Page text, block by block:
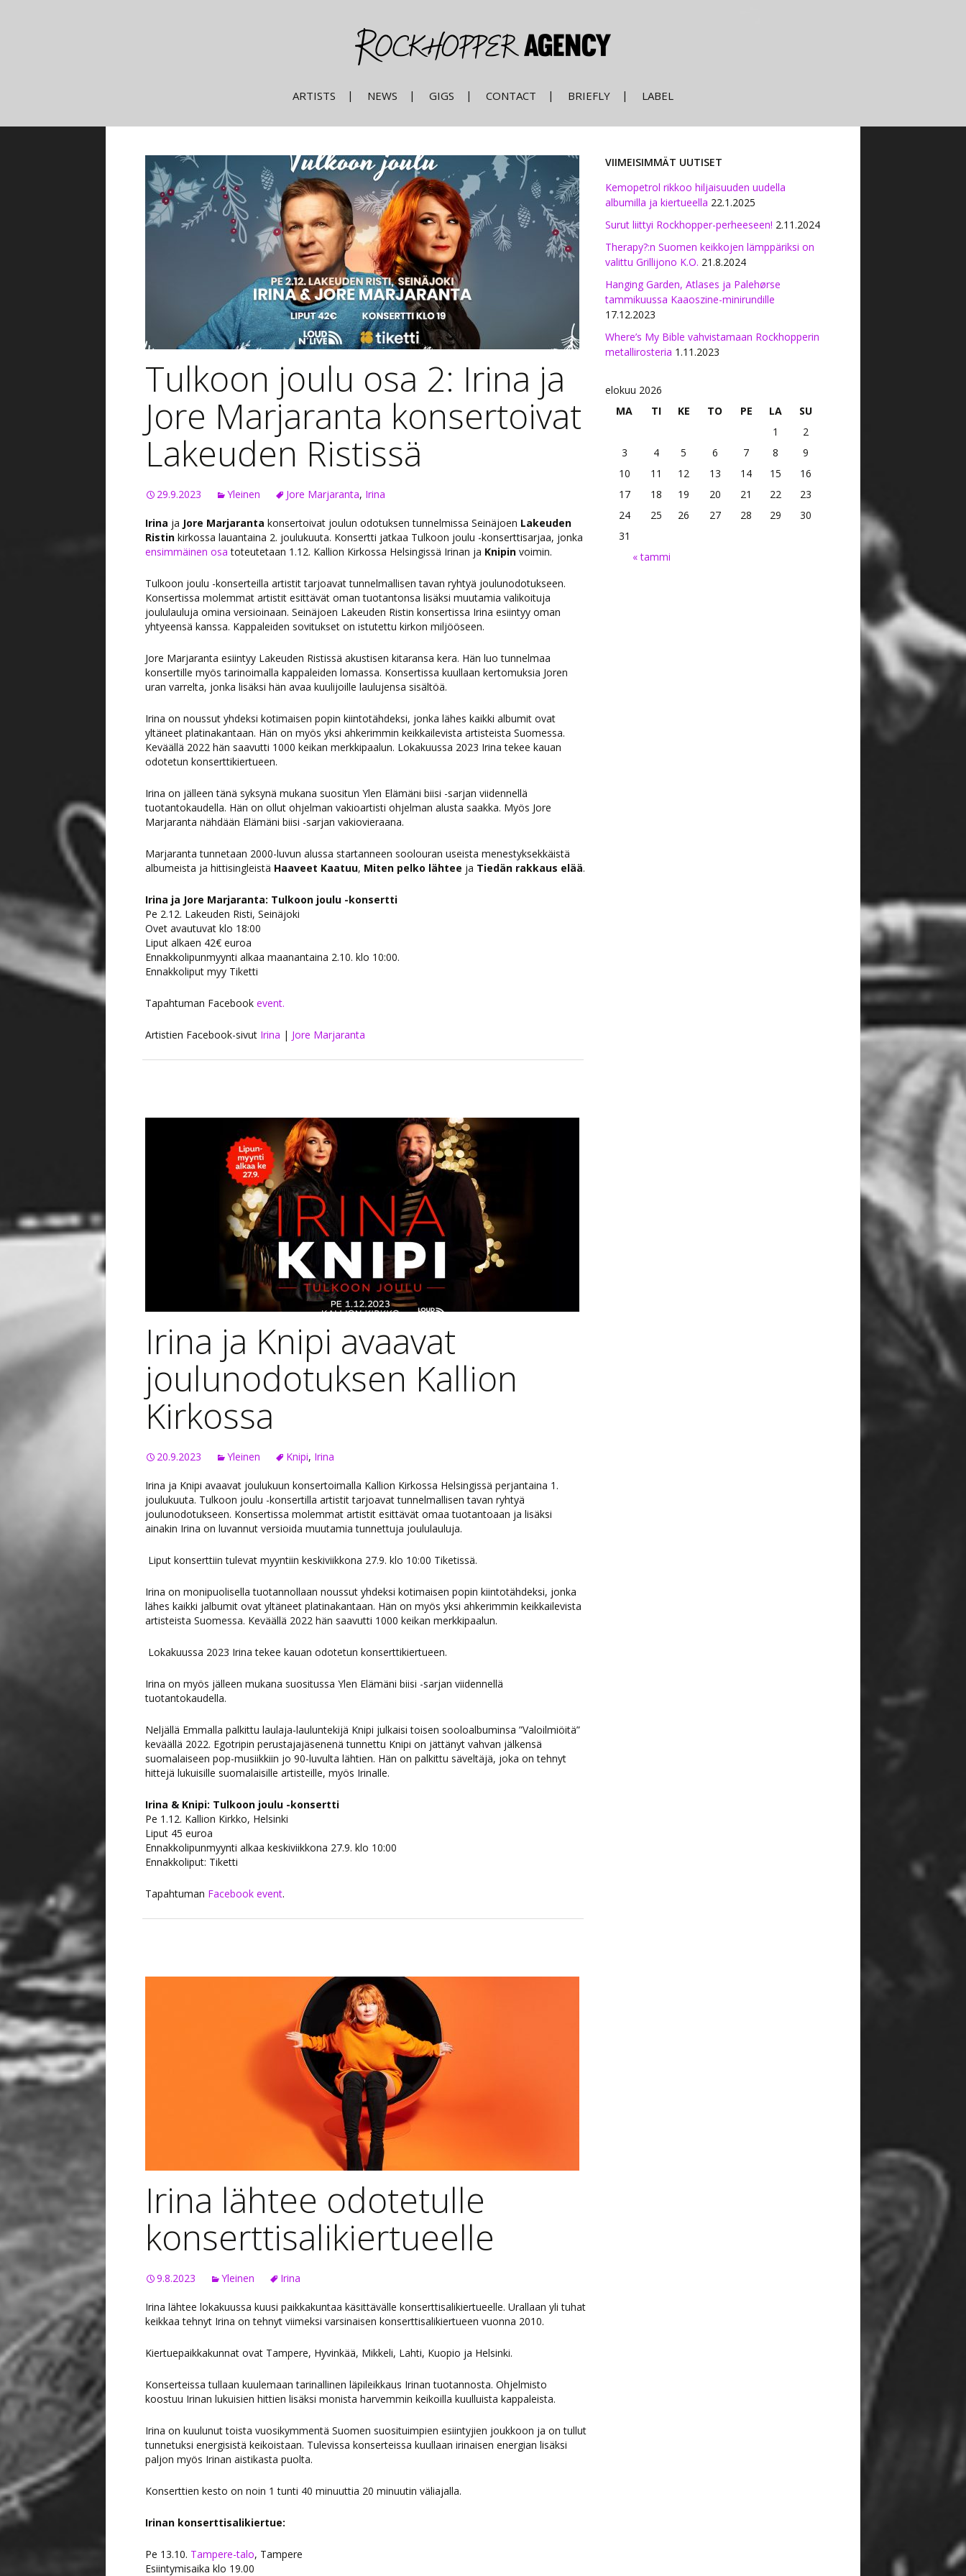
ARTISTS NEWS GIGS CONTACT BRIEFLY LABEL
Tulkoon joulu osa 2: Irina ja
Jore Marjaranta konsertoivat
Lakeuden Ristissä
29.9.2023 Yleinen Jore Marjaranta, Irina
Irina ja Jore Marjaranta konsertoivat joulun odotuksen tunnelmissa Seinäjoen Lakeuden
Ristin kirkossa lauantaina 2. joulukuuta. Konsertti jatkaa Tulkoon joulu -konserttisarjaa, jonka
ensimmäinen osatoteutetaan 1.12. Kallion Kirkossa Helsingissä Irinan ja Knipin voimin.
Tulkoon joulu -konserteilla artistit tarjoavat tunnelmallisen tavan ryhtyä joulunodotukseen.
Konsertissa molemmat artistit esittävät oman tuotantonsa lisäksi muutamia valikoituja
joululauluja omina versioinaan. Seinäjoen Lakeuden Ristin konsertissa Irina esiintyy oman
yhtyeensä kanssa. Kappaleiden sovitukset on istutettu kirkon miljööseen.
Jore Marjaranta esiintyy Lakeuden Ristissä akustisen kitaransa kera. Hän luo tunnelmaa
konsertille myös tarinoimalla kappaleiden lomassa. Konsertissa kuullaan kertomuksia Joren
uran varrelta, jonka lisäksi hän avaa kuulijoille laulujensa sisältöä.
Irina on noussut yhdeksi kotimaisen popin kiintotähdeksi, jonka lähes kaikki albumit ovat
yltäneet platinakantaan. Hän on myös yksi ahkerimmin keikkailevista artisteista Suomessa.
Keväällä 2022 hän saavutti 1000 keikan merkkipaalun. Lokakuussa 2023 Irina tekee kauan
odotetun konserttikiertueen.
Irina on jälleen tänä syksynä mukana suositun Ylen Elämäni biisi -sarjan viidennellä
tuotantokaudella. Hän on ollut ohjelman vakioartisti ohjelman alusta saakka. Myös Jore
Marjaranta nähdään Elämäni biisi -sarjan vakiovieraana.
Marjaranta tunnetaan 2000-luvun alussa startanneen soolouran useista menestyksekkäistä
albumeista ja hittisingleistä Haaveet Kaatuu, Miten pelko lähtee ja Tiedän rakkaus elää.
Irina ja Jore Marjaranta: Tulkoon joulu -konsertti
Pe 2.12. Lakeuden Risti, Seinäjoki
Ovet avautuvat klo 18:00
Liput alkaen 42€ euroa
Ennakkolipunmyynti alkaa maanantaina 2.10. klo 10:00.
Ennakkoliput myy Tiketti
Tapahtuman Facebook event.
Artistien Facebook-sivut Irina | Jore Marjaranta
Irina ja Knipi avaavat
joulunodotuksen Kallion
Kirkossa
20.9.2023 Yleinen Knipi, Irina
Irina ja Knipi avaavat joulukuun konsertoimalla Kallion Kirkossa Helsingissä perjantaina 1.
joulukuuta. Tulkoon joulu -konsertilla artistit tarjoavat tunnelmallisen tavan ryhtyä
joulunodotukseen. Konsertissa molemmat artistit esittävät omaa tuotantoaan ja lisäksi
ainakin Irina on luvannut versioida muutamia tunnettuja joululauluja.
Liput konserttiin tulevat myyntiin keskiviikkona 27.9. klo 10:00 Tiketissä.
Irina on monipuolisella tuotannollaan noussut yhdeksi kotimaisen popin kiintotähdeksi, jonka
lähes kaikki jalbumit ovat yltäneet platinakantaan. Hän on myös yksi ahkerimmin keikkailevista
artisteista Suomessa. Keväällä 2022 hän saavutti 1000 keikan merkkipaalun.
Lokakuussa 2023 Irina tekee kauan odotetun konserttikiertueen.
Irina on myös jälleen mukana suositussa Ylen Elämäni biisi -sarjan viidennellä
tuotantokaudella.
Neljällä Emmalla palkittu laulaja-lauluntekijä Knipi julkaisi toisen sooloalbuminsa ”Valoilmiöitä”
keväällä 2022. Egotripin perustajajäsenenä tunnettu Knipi on jättänyt vahvan jälkensä
suomalaiseen pop-musiikkiin jo 90-luvulta lähtien. Hän on palkittu säveltäjä, joka on tehnyt
hittejä lukuisille suomalaisille artisteille, myös Irinalle.
Irina & Knipi: Tulkoon joulu -konsertti
Pe 1.12. Kallion Kirkko, Helsinki
Liput 45 euroa
Ennakkolipunmyynti alkaa keskiviikkona 27.9. klo 10:00
Ennakkoliput: Tiketti
Tapahtuman Facebook event.
Irina lähtee odotetulle
konserttisalikiertueelle
9.8.2023 Yleinen Irina
Irina lähtee lokakuussa kuusi paikkakuntaa käsittävälle konserttisalikiertueelle. Urallaan yli tuhat
keikkaa tehnyt Irina on tehnyt viimeksi varsinaisen konserttisalikiertueen vuonna 2010.
Kiertuepaikkakunnat ovat Tampere, Hyvinkää, Mikkeli, Lahti, Kuopio ja Helsinki.
Konserteissa tullaan kuulemaan tarinallinen läpileikkaus Irinan tuotannosta. Ohjelmisto
koostuu Irinan lukuisien hittien lisäksi monista harvemmin keikoilla kuulluista kappaleista.
Irina on kuulunut toista vuosikymmentä Suomen suosituimpien esiintyjien joukkoon ja on tullut
tunnetuksi energisistä keikoistaan. Tulevissa konserteissa kuullaan irinaisen energian lisäksi
paljon myös Irinan aistikasta puolta.
Konserttien kesto on noin 1 tunti 40 minuuttia 20 minuutin väliajalla.
Irinan konserttisalikiertue:
Pe 13.10. Tampere-talo, Tampere
Esiintymisaika klo 19.00
VIIMEISIMMÄT UUTISET
Kemopetrol rikkoo hiljaisuuden uudella
albumilla ja kiertueella 22.1.2025
Surut liittyi Rockhopper-perheeseen! 2.11.2024
Therapy?:n Suomen keikkojen lämppäriksi on
valittu Grillijono K.O. 21.8.2024
Hanging Garden, Atlases ja Palehørse
tammikuussa Kaaoszine-minirundille
17.12.2023
Where’s My Bible vahvistamaan Rockhopperin
metallirosteria 1.11.2023
elokuu 2026
MA
TI KE TO PE LA SU
« tammi
1
2
3
4 5 6 7 8
9
10
11 12 13 14 15
16
17
18 19 20 21 22
23
24
25 26 27 28 29
30
31